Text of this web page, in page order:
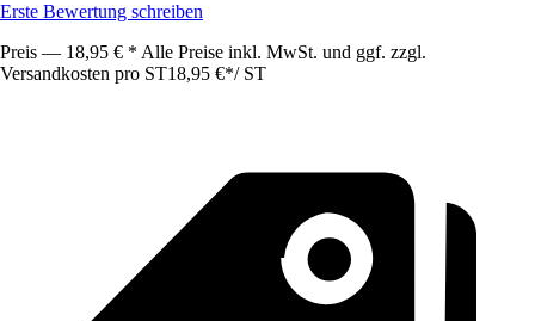
Erste Bewertung schreiben
Preis — 18,95 € * Alle Preise inkl. MwSt. und ggf. zzgl.
Versandkosten pro ST18,95 €*/ ST